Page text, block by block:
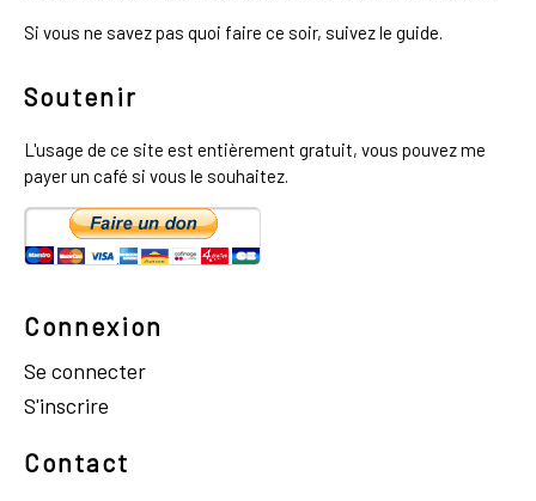
Si vous ne savez pas quoi faire ce soir, suivez le guide.
Soutenir
L'usage de ce site est entièrement gratuit, vous pouvez me
payer un café si vous le souhaitez.
Connexion
Se connecter
S'inscrire
Contact